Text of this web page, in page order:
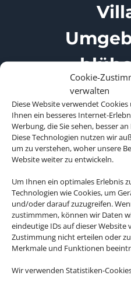
Cookie-
verwalten
Diese Website verwendet
Ihnen ein besseres Internet-
Werbung, die Sie sehen, besser
Diese Technologien nutzen wir
um zu verstehen, woher unsere
Website weiter zu entwickeln.
Um Ihnen ein optimales Erlebnis
Technologien wie Cookies, um
und/oder darauf zuzugreifen.
zustimmmen, können wir Daten
eindeutige IDs auf dieser Website
Zustimmung nicht erteilen oder
Merkmale und Funktionen
Wir verwenden Statistiken-
du
Jeder
lädt
Ruhe,